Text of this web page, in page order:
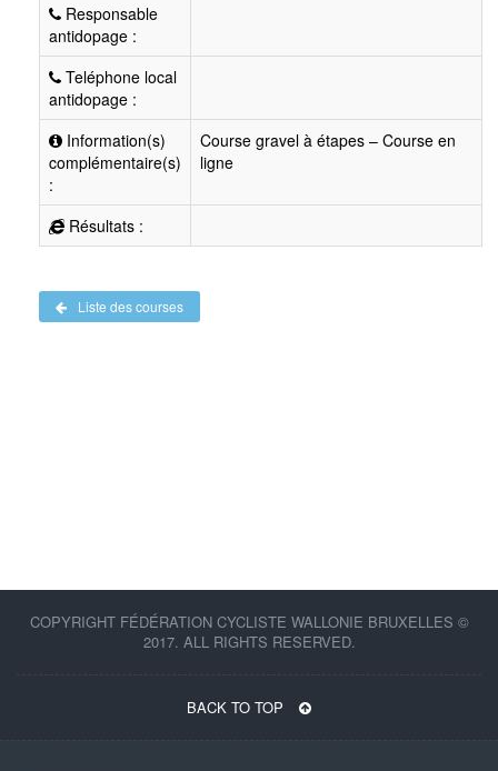
Responsable
antidopage :
Teléphone local
antidopage :
Information(s)
complémentaire(s)
:
Course gravel à étapes – Course en
ligne
Résultats :
Liste des courses
COPYRIGHT FÉDÉRATION CYCLISTE WALLONIE BRUXELLES ©
2017. ALL RIGHTS RESERVED.
BACK TO TOP